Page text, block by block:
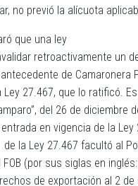
no previó la alícuota
que una ley
retroactivamente un
de
Ley 27.467, que lo ratificó.
del 26 de
en vigencia de la Ley
de la Ley 27.467 facultó al
(por sus siglas en
de exportación al 2